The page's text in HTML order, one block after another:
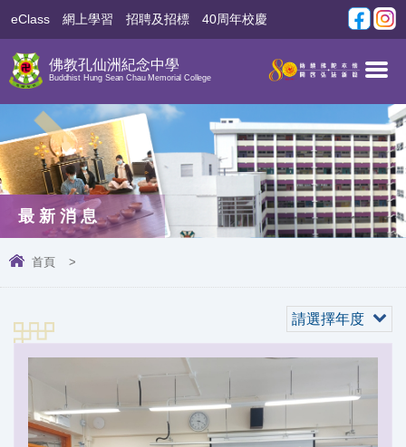
佛教孔仙洲紀念中學
Buddhist Hung Sean Chau Memorial College
eClass 網上學習 招聘及招標 40周年校慶
最新消息
首頁 >
請選擇年度